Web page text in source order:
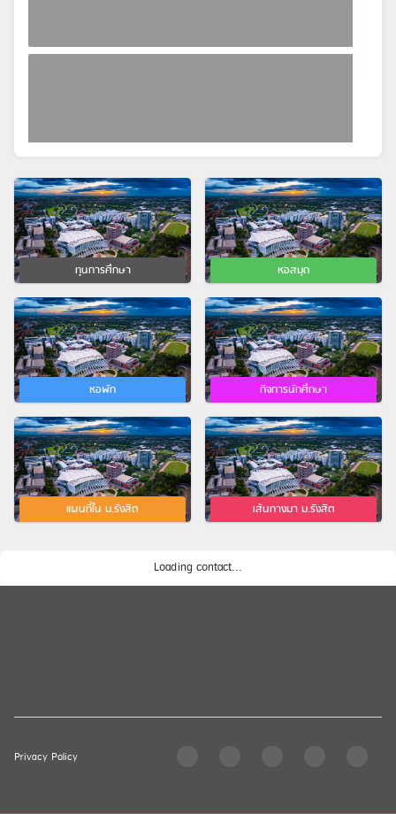
ทุนการศึกษา หอสมุด
หอพัก กิจการนักศึกษา
แผนที่ใน ม.รังสิต เส้นทางมา ม.รังสิต
Loading contact...
Privacy Policy